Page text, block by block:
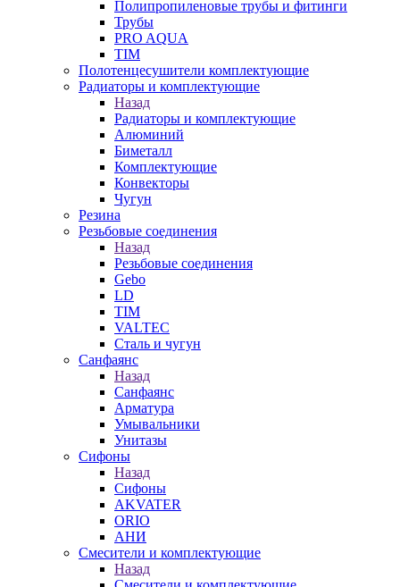
Полипропиленовые трубы и фитинги
Трубы
PRO AQUA
TIM
Полотенцесушители комплектующие
Радиаторы и комплектующие
Назад
Радиаторы и комплектующие
Алюминий
Биметалл
Комплектующие
Конвекторы
Чугун
Резина
Резьбовые соединения
Назад
Резьбовые соединения
Gebo
LD
TIM
VALTEC
Сталь и чугун
Санфаянс
Назад
Санфаянс
Арматура
Умывальники
Унитазы
Сифоны
Назад
Сифоны
AKVATER
ORIO
АНИ
Смесители и комплектующие
Назад